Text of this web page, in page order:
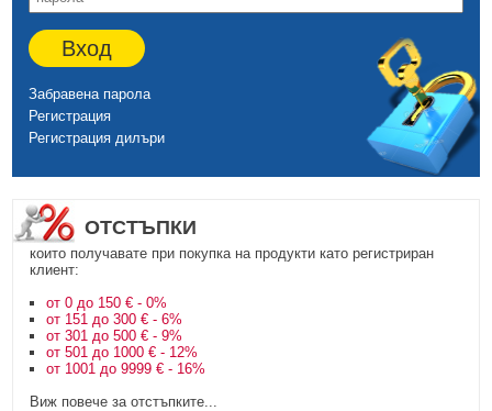
Вход
Забравена парола
Регистрация
Регистрация дилъри
ОТСТЪПКИ
които получавате при покупка на продукти като регистриран
клиент:
от 0 до 150 € - 0%
от 151 до 300 € - 6%
от 301 до 500 € - 9%
от 501 до 1000 € - 12%
от 1001 до 9999 € - 16%
Виж повече за отстъпките...